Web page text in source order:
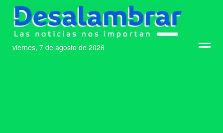
viernes, 7 de agosto de 2026